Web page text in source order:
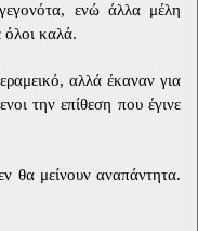
ενώ άλλα μέλη
όλοι καλά.
αλλά έκαναν για
την επίθεση που έγινε
θα μείνουν αναπάντητα.